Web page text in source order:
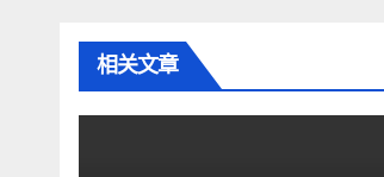
相关文章